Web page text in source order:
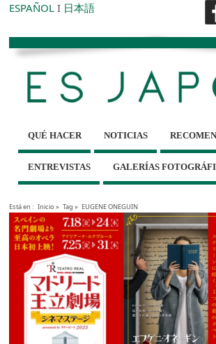
ESPAÑOL I 日本語
QUÉ HACER NOTICIAS
ENTREVISTAS GALERÍAS
Está en : Inicio» Tag » EUGENE ONEGUIN